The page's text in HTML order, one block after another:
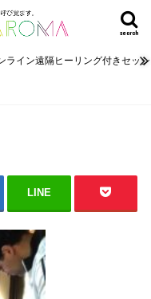
search
ライン遠隔ヒーリング付きセッ
LINE